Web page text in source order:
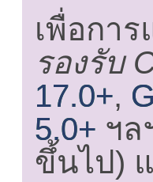
เพื่อกา
รองรับ
17.0+,
5.0+ ฯล
ขึ้นไป)